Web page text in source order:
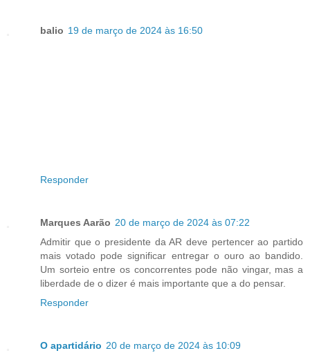
balio 19 de março de 2024 às 16:50
Responder
Marques Aarão 20 de março de 2024 às 07:22
Admitir que o presidente da AR deve pertencer ao partido
mais votado pode significar entregar o ouro ao bandido.
Um sorteio entre os concorrentes pode não vingar, mas a
liberdade de o dizer é mais importante que a do pensar.
Responder
O apartidário 20 de março de 2024 às 10:09